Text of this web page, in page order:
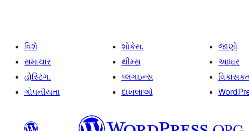
વિશે
સમાચાર
હોસ્ટિંગ.
ગોપનીયતા
શોકેસ.
થીમ્સ
પ્લગઇન્સ
દાખલાઓ
જાણો
આધાર